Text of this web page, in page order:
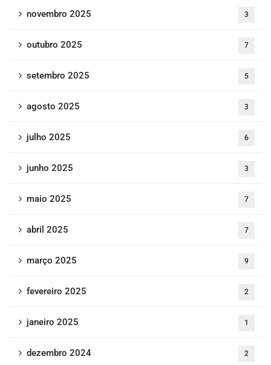
novembro 2025 3
outubro 2025 7
setembro 2025 5
agosto 2025 3
julho 2025 6
junho 2025 3
maio 2025 7
abril 2025 7
março 2025 9
fevereiro 2025 2
janeiro 2025 1
dezembro 2024 2